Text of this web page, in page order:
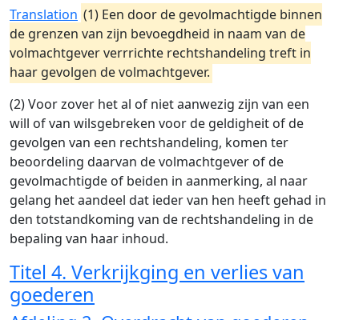
Translation (1) Een door de gevolmachtigde binnen
de grenzen van zijn bevoegdheid in naam van de
volmachtgever verrrichte rechtshandeling treft in
haar gevolgen de volmachtgever.
(2) Voor zover het al of niet aanwezig zijn van een
will of van wilsgebreken voor de geldigheit of de
gevolgen van een rechtshandeling, komen ter
beoordeling daarvan de volmachtgever of de
gevolmachtigde of beiden in aanmerking, al naar
gelang het aandeel dat ieder van hen heeft gehad in
den totstandkoming van de rechtshandeling in de
bepaling van haar inhoud.
Titel 4. Verkrijkging en verlies van
goederen